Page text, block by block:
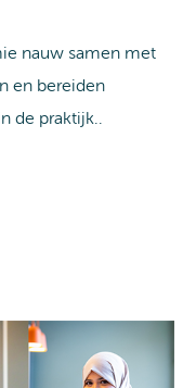
nauw samen met
en bereiden
de praktijk..